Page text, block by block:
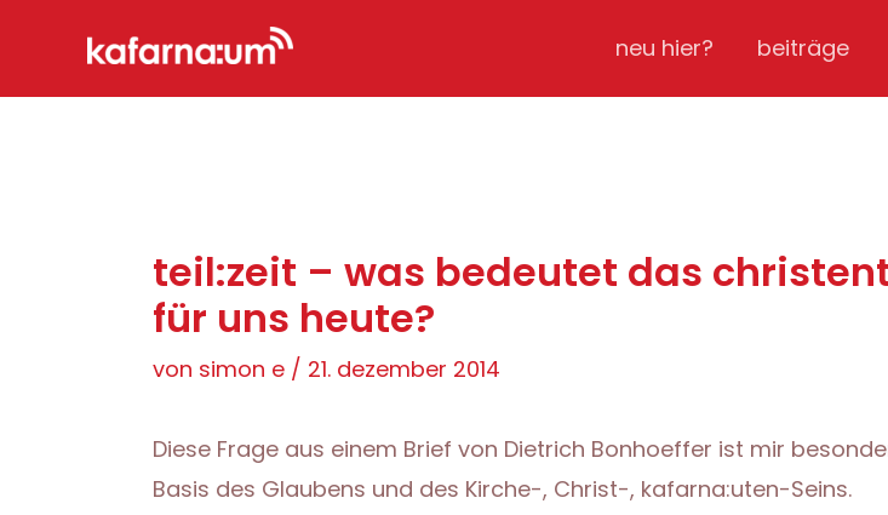
springen
neu hier? beiträge
teil:zeit – was bedeutet das
für uns heute?
von simon e / 21. dezember 2014
Diese Frage aus einem Brief von Dietrich Bonhoeffer ist mir
Basis des Glaubens und des Kirche-, Christ-, kafarna:uten-Seins.